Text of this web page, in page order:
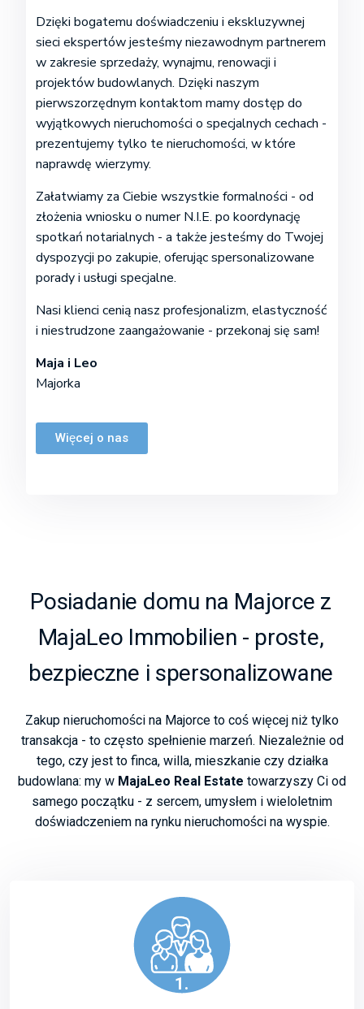
Dzięki bogatemu doświadczeniu i ekskluzywnej
sieci ekspertów jesteśmy niezawodnym partnerem
w zakresie sprzedaży, wynajmu, renowacji i
projektów budowlanych. Dzięki naszym
pierwszorzędnym kontaktom mamy dostęp do
wyjątkowych nieruchomości o specjalnych cechach -
prezentujemy tylko te nieruchomości, w które
naprawdę wierzymy.
Załatwiamy za Ciebie wszystkie formalności - od
złożenia wniosku o numer N.I.E. po koordynację
spotkań notarialnych - a także jesteśmy do Twojej
dyspozycji po zakupie, oferując spersonalizowane
porady i usługi specjalne.
Nasi klienci cenią nasz profesjonalizm, elastyczność
i niestrudzone zaangażowanie - przekonaj się sam!
Maja i Leo
Majorka
Więcej o nas
Posiadanie domu na Majorce z
MajaLeo Immobilien - proste,
bezpieczne i spersonalizowane
Zakup nieruchomości na Majorce to coś więcej niż tylko
transakcja - to często spełnienie marzeń. Niezależnie od
tego, czy jest to finca, willa, mieszkanie czy działka
budowlana: my w MajaLeo Real Estate towarzyszy Ci od
samego początku - z sercem, umysłem i wieloletnim
doświadczeniem na rynku nieruchomości na wyspie.
1.